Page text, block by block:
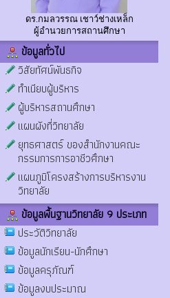
ดร.กมลวรรณ เชาว์ช่างเหล็ก
ผู้อำนวยการสถานศึกษา
ข้อมูลทั่วไป
วิสัยทัศน์พันธกิจ
ทำเนียบผู้บริหาร
ผู้บริหารสถานศึกษา
แผนผังที่วิทยาลัย
ยุทธศาสตร์ ของสำนักงานคณะ
กรรมการการอาชีวศึกษา
แผนภูมิโครงสร้างการบริหารงาน
วิทยาลัย
ข้อมูลพื้นฐานวิทยาลัย 9 ประเภท
ประวัติวิทยาลัย
ข้อมูลนักเรียน-นักศึกษา
ข้อมูลครุภัณฑ์
ข้อมูลงบประมาณ